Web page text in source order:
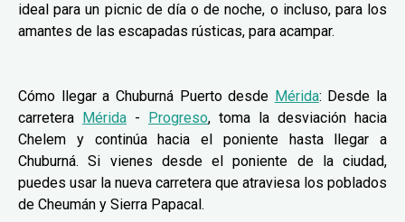
ideal para un picnic de día o de noche, o incluso, para los
amantes de las escapadas rústicas, para acampar.
Cómo llegar a Chuburná Puerto desde Mérida: Desde la
carretera Mérida - Progreso, toma la desviación hacia
Chelem y continúa hacia el poniente hasta llegar a
Chuburná. Si vienes desde el poniente de la ciudad,
puedes usar la nueva carretera que atraviesa los poblados
de Cheumán y Sierra Papacal.